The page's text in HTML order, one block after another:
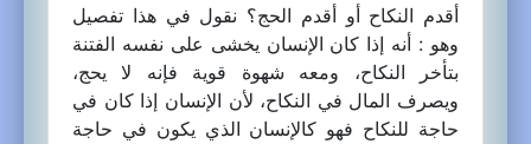
أقدم النكاح أو أقدم الحج؟ نقول في هذا تفصيل
وهو : أنه إذا كان الإنسان يخشى على نفسه الفتنة
بتأخر النكاح، ومعه شهوة قوية فإنه لا يحج،
ويصرف المال في النكاح، لأن الإنسان إذا كان في
حاجة للنكاح فهو كالإنسان الذي يكون في حاجة